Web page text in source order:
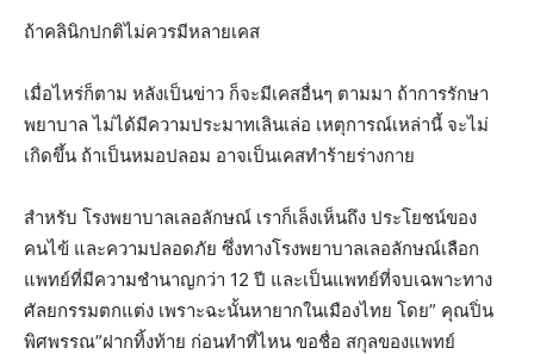
ถ้าคลินิกปกติไม่ควรมีหลายเคส
เมื่อไหร่ก็ตาม หลังเป็นข่าว ก็จะมีเคสอื่นๆ ตามมา ถ้าการรักษา
พยาบาล ไม่ได้มีความประมาทเลินเล่อ เหตุการณ์เหล่านี้ จะไม่
เกิดขึ้น ถ้าเป็นหมอปลอม อาจเป็นเคสทำร้ายร่างกาย
สำหรับ โรงพยาบาลเลอลักษณ์ เราก็เล็งเห็นถึง ประโยชน์ของ
คนไข้ และความปลอดภัย ซึ่งทางโรงพยาบาลเลอลักษณ์เลือก
แพทย์ที่มีความชำนาญกว่า 12 ปี และเป็นแพทย์ที่จบเฉพาะทาง
ศัลยกรรมตกแต่ง เพราะฉะนั้นหายากในเมืองไทย โดย” คุณปิ่น
พิศพรรณ”ฝากทิ้งท้าย ก่อนทำที่ไหน ขอชื่อ สกุลของแพทย์